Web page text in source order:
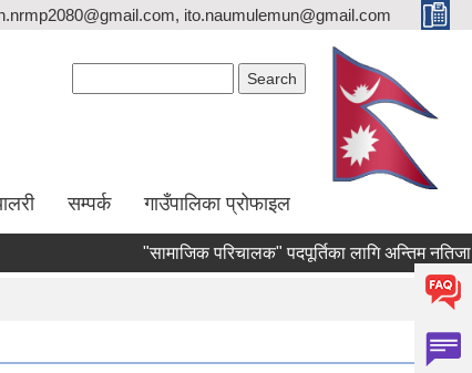
ito.naumulemun@gmail.com
सम्पर्क गाउँपालिका प्रोफाइल
"सामाजिक परिचालक" पदपूर्तिका लागि अन्तिम नतिजा